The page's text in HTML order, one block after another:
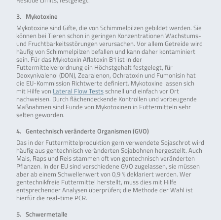
3. Mykotoxine
Mykotoxine sind Gifte, die von Schimmelpilzen gebildet werden. Sie
können bei Tieren schon in geringen Konzentrationen Wachstums-
und Fruchtbarkeitsstörungen verursachen. Vor allem Getreide wird
häufig von Schimmelpilzen befallen und kann daher kontaminiert
sein. Für das Mykotoxin Aflatoxin B1 ist in der
Futtermittelverordnung ein Höchstgehalt festgelegt, für
Deoxynivalenol (DON), Zearalenon, Ochratoxin und Fumonisin hat
die EU-Kommission Richtwerte definiert. Mykotoxine lassen sich
mit Hilfe von Lateral Flow Testsschnell und einfach vor Ort
nachweisen. Durch flächendeckende Kontrollen und vorbeugende
Maßnahmen sind Funde von Mykotoxinen in Futtermitteln sehr
selten geworden.
4. Gentechnisch veränderte Organismen (GVO)
Das in der Futtermittelproduktion gern verwendete Sojaschrot wird
häufig aus gentechnisch veränderten Sojabohnen hergestellt. Auch
Mais, Raps und Reis stammen oft von gentechnisch veränderten
Pflanzen. In der EU sind verschiedene GVO zugelassen, sie müssen
aber ab einem Schwellenwert von 0,9 % deklariert werden. Wer
gentechnikfreie Futtermittel herstellt, muss dies mit Hilfe
entsprechender Analysen überprüfen; die Methode der Wahl ist
hierfür die real-time PCR.
5. Schwermetalle